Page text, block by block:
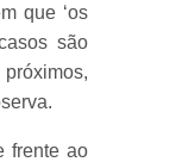
que ‘os
são
frente ao